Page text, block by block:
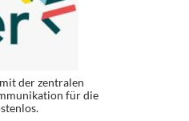
mit der zentralen
n für die